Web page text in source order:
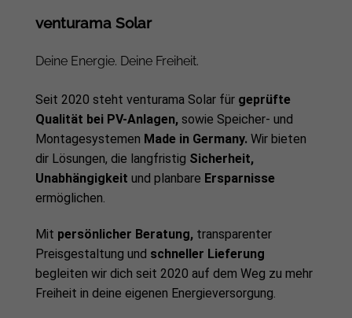
venturama Solar
Deine Energie. Deine Freiheit.
Seit 2020 steht venturama Solar für geprüfte
Qualität bei PV-Anlagen, sowie Speicher- und
Montagesystemen Made in Germany. Wir bieten
dir Lösungen, die langfristig Sicherheit,
Unabhängigkeit und planbare Ersparnisse
ermöglichen.
Mit persönlicher Beratung, transparenter
Preisgestaltung und schneller Lieferung
begleiten wir dich seit 2020 auf dem Weg zu mehr
Freiheit in deine eigenen Energieversorgung.